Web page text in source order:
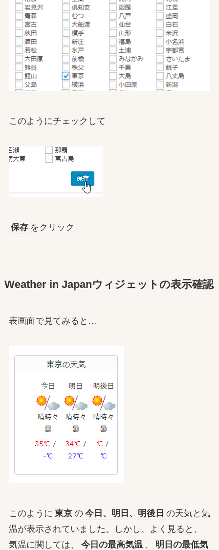
このようにチェックして
保存 をクリック
Weather in Japanウィジェットの表示確認
表画面で見てみると…
このように 東京 の 今日、明日、明後日 の天気と気
温が表示されていました。しかし、よく見ると、
気温に関しては、
今日の最高気温 、
明日の最低気